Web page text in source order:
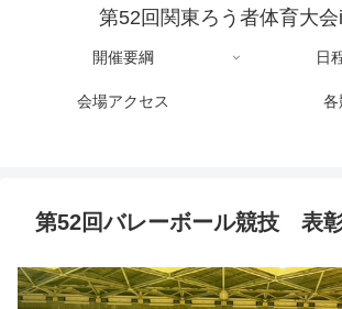
第52回関東ろう者体育大会
開催要綱 日
会場アクセス 各
第52回バレーボール競技 表